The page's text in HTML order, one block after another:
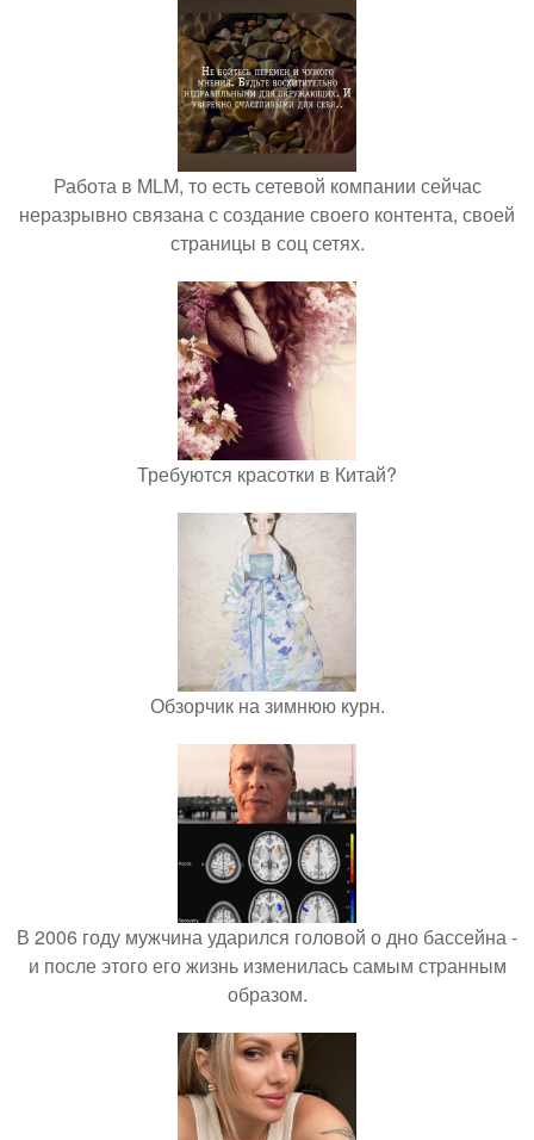
Работа в MLM, то есть сетевой компании сейчас
неразрывно связана с создание своего контента, своей
страницы в соц сетях.
Требуются красотки в Китай?
Обзорчик на зимнюю курн.
В 2006 году мужчина ударился головой о дно бассейна -
и после этого его жизнь изменилась самым странным
образом.